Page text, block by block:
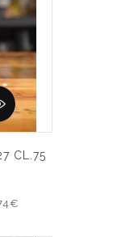
CL.75